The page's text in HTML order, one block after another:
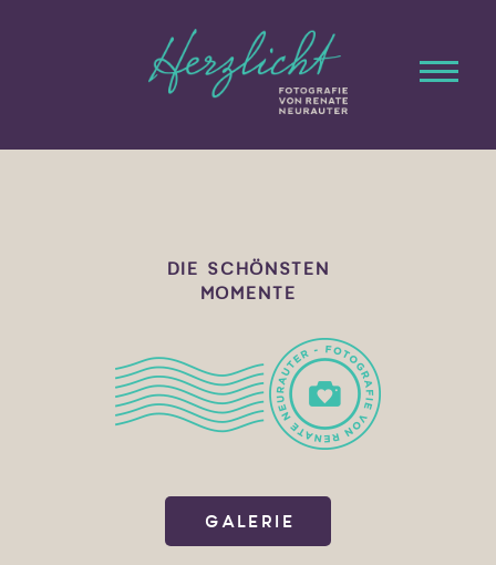
ÜBER MICH
GALERIE
STUDIO
DIE SCHÖNSTEN
MOMENTE
GALERIE